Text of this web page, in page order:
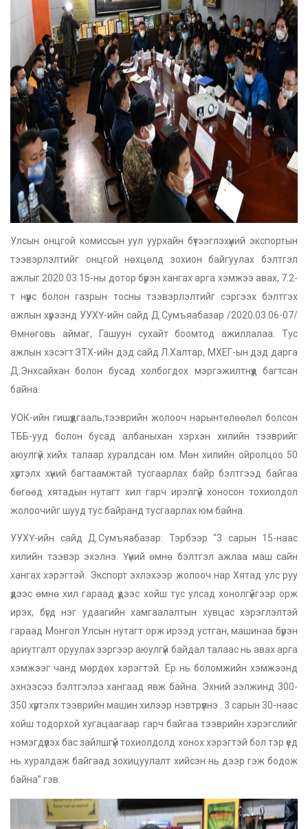
Улсын онцгой комиссын уул уурхайн бүтээглэхүүний экспортын
тээвэрлэлтийг онцгой нөхцөлд зохион байгуулах бэлтгэл
ажлыг 2020.03.15-ны дотор бүрэн хангах арга хэмжээ авах, 7.2-
т нүүрс болон газрын тосны тээвэрлэлтийг сэргээх бэлтгэх
ажлын хүрээнд УУХҮ-ийн сайд Д.Сумъяабазар /2020.03.06-07/
Өмнөговь аймаг, Гашуун сухайт боомтод ажиллалаа. Тус
ажлын хэсэгт ЗТХ-ийн дэд сайд Л.Халтар, МХЕГ-ын дэд дарга
Д.Энхсайхан болон бусад холбогдох мэргэжилтнүүд багтсан
байна.
УОК-ийн гишүүдгааль,тээврийн жолооч нарынтөлөөлөл болсон
ТББ-ууд болон бусад албаныхан хэрхэн хилийн тээврийг
аюулгүй хийх талаар хуралдсан юм. Мөн хилийн ойролцоо 50
хүртэлх хүний багтаамжтай тусгаарлах байр бэлтгээд байгаа
бөгөөд хятадын нутагт хил гарч ирэлгүй хоносон тохиолдол
жолоочийг шууд тус байранд тусгаарлах юм байна.
УУХҮ-ийн сайд Д.Сумъяабазар: Тэрбээр “3 сарын 15-наас
хилийн тээвэр эхэлнэ. Үүний өмнө бэлтгэл ажлаа маш сайн
хангах хэрэгтэй. Экспорт эхлэхээр жолооч нар Хятад улс руу
үдээс өмнө хил гараад үдээс хойш тус улсад хонолгүйгээр орж
ирэх, бүгд нэг удаагийн хамгаалалтын хувцас хэрэглэлтэй
гараад Монгол Улсын нутагт орж ирээд устган, машинаа бүрэн
ариутгалт оруулах зэргээр аюулгүй байдал талаас нь авах арга
хэмжээг чанд мөрдөх хэрэгтэй. Ер нь боломжийн хэмжээнд
эхнээсээ бэлтгэлээ хангаад явж байна. Эхний ээлжинд 300-
350 хүртэлх тээврийн машин хилээр нэвтрүүлнэ . 3 сарын 30-наас
хойш тодорхой хугацаагаар гарч байгаа тээврийн хэрэгслийг
нэмэгдүүлэх бас зайлшгүй тохиолдолд хонох хэрэгтэй бол тэр үед
нь хуралдаж байгаад зохицуулалт хийсэн нь дээр гэж бодож
байна” гэв.